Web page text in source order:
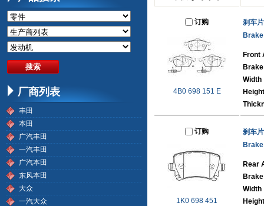
订购
4B0 698 151 E
刹车片
Front
Width
Height
订购
1K0 698 451
刹车片
Rear
Width
Height
厂商列表
丰田
本田
广汽丰田
一汽丰田
广汽本田
东风本田
大众
一汽大众